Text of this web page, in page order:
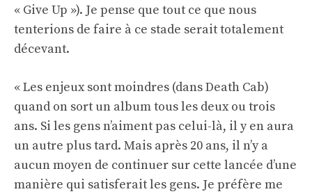
« Give Up »). Je pense que tout ce que nous
tenterions de faire à ce stade serait totalement
décevant.
« Les enjeux sont moindres (dans Death Cab)
quand on sort un album tous les deux ou trois
ans. Si les gens n’aiment pas celui-là, il y en aura
un autre plus tard. Mais après 20 ans, il n’y a
aucun moyen de continuer sur cette lancée d’une
manière qui satisferait les gens. Je préfère me